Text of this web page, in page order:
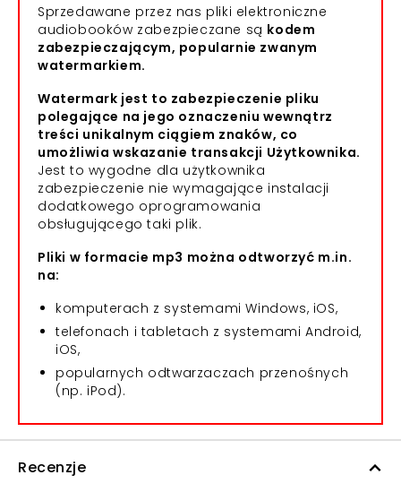
Sprzedawane przez nas pliki elektroniczne
audiobooków zabezpieczane są kodem
zabezpieczającym, popularnie zwanym
watermarkiem.
Watermark jest to zabezpieczenie pliku
polegające na jego oznaczeniu wewnątrz
treści unikalnym ciągiem znaków, co
umożliwia wskazanie transakcji Użytkownika.
Jest to wygodne dla użytkownika
zabezpieczenie nie wymagające instalacji
dodatkowego oprogramowania
obsługującego taki plik.
Pliki w formacie mp3 można odtworzyć m.in.
na:
komputerach z systemami Windows, iOS,
telefonach i tabletach z systemami Android,
iOS,
popularnych odtwarzaczach przenośnych
(np. iPod).
Recenzje